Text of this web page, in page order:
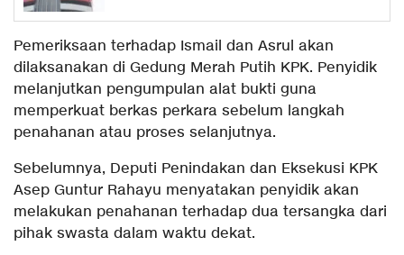
Pemeriksaan terhadap Ismail dan Asrul akan
dilaksanakan di Gedung Merah Putih KPK. Penyidik
melanjutkan pengumpulan alat bukti guna
memperkuat berkas perkara sebelum langkah
penahanan atau proses selanjutnya.
Sebelumnya, Deputi Penindakan dan Eksekusi KPK
Asep Guntur Rahayu menyatakan penyidik akan
melakukan penahanan terhadap dua tersangka dari
pihak swasta dalam waktu dekat.